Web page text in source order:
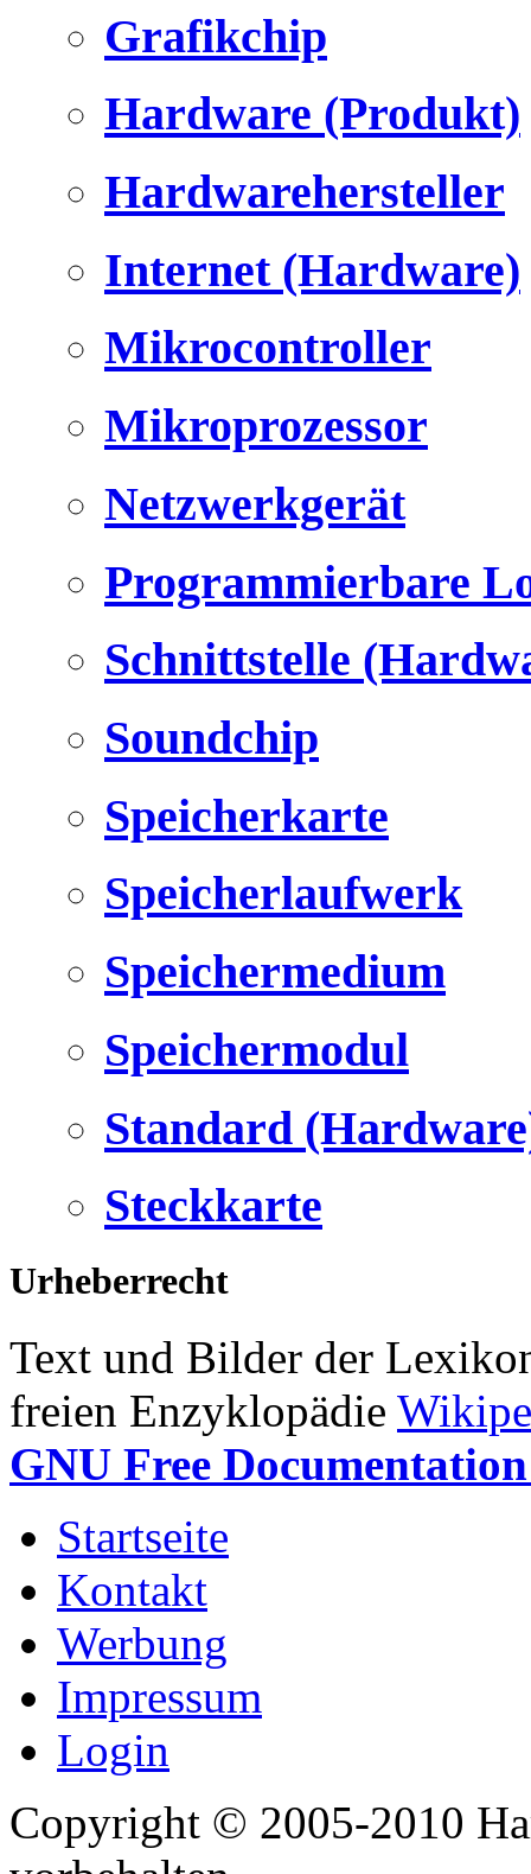
Grafikchip
Hardware (Produkt)
Hardwarehersteller
Internet (Hardware)
Mikrocontroller
Mikroprozessor
Netzwerkgerät
Programmierbare
Schnittstelle
Soundchip
Speicherkarte
Speicherlaufwerk
Speichermedium
Speichermodul
Standard
Steckkarte
Urheberrecht
Text und Bilder der
freien Enzyklopädie
GNU Free
Startseite
Kontakt
Werbung
Impressum
Login
Copyright © 2005-2010